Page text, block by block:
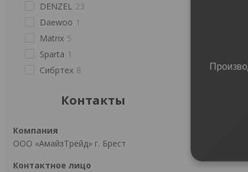
DENZEL 23
Daewoo 1
Matrix 5
Sparta 1
Сибртех 8
Контакты
ООО «АмайзТрейд» г. Брест